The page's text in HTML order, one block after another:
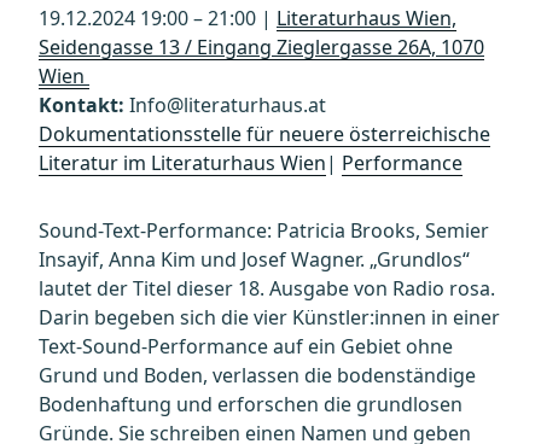
19.12.2024 19:00 – 21:00 | Literaturhaus Wien,
Seidengasse 13 / Eingang Zieglergasse 26A, 1070
Wien
Kontakt: Info@literaturhaus.at
Dokumentationsstelle für neuere österreichische
Literatur im Literaturhaus Wien| Performance
Sound-Text-Performance: Patricia Brooks, Semier
Insayif, Anna Kim und Josef Wagner. „Grundlos“
lautet der Titel dieser 18. Ausgabe von Radio rosa.
Darin begeben sich die vier Künstler:innen in einer
Text-Sound-Performance auf ein Gebiet ohne
Grund und Boden, verlassen die bodenständige
Bodenhaftung und erforschen die grundlosen
Gründe. Sie schreiben einen Namen und geben